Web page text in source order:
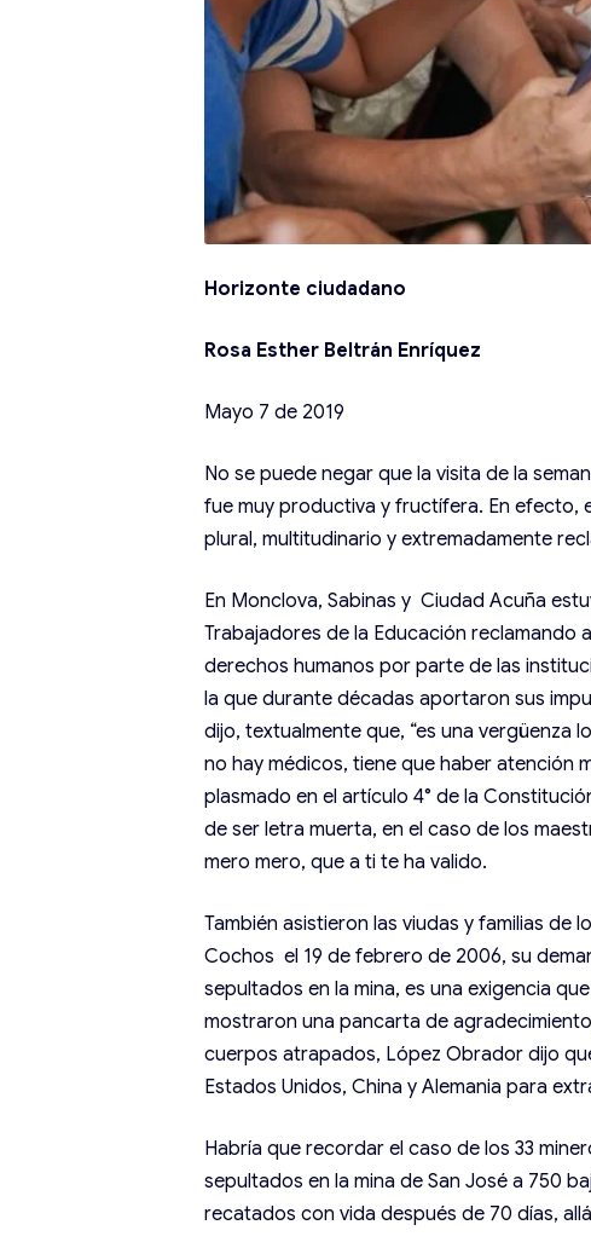
Horizonte ciudadano
Rosa Esther Beltrán Enríquez
Mayo 7 de 2019
No se puede negar que la visita de la
fue muy productiva y fructífera. En efecto,
plural, multitudinario y extremadamente
En Monclova, Sabinas y Ciudad Acuña
Trabajadores de la Educación reclamando
derechos humanos por parte de las
la que durante décadas aportaron sus
dijo, textualmente que, “es una vergüenza
no hay médicos, tiene que haber atención
plasmado en el artículo 4° de la
de ser letra muerta, en el caso de los
mero mero, que a ti te ha valido.
También asistieron las viudas y familias de
Cochos el 19 de febrero de 2006, su
sepultados en la mina, es una exigencia
mostraron una pancarta de
cuerpos atrapados, López Obrador dijo
Estados Unidos, China y Alemania para
Habría que recordar el caso de los 33
sepultados en la mina de San José a 750
recatados con vida después de 70 días,